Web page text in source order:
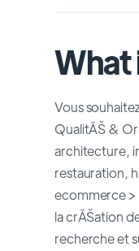
What
Vous
QualitĂŠ &
architecture,
restauration,
ecommerce >
la crĂŠation
recherche et